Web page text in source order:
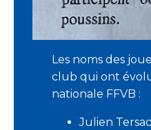
Les noms des
club qui ont
nationale FFVB :
Julien